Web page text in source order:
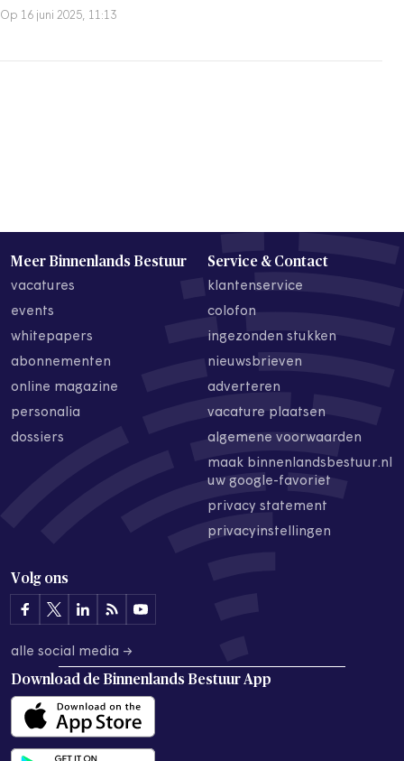
Op 16 juni 2025, 11:13
Meer Binnenlands Bestuur
vacatures
events
whitepapers
abonnementen
online magazine
personalia
dossiers
Service & Contact
klantenservice
colofon
ingezonden stukken
nieuwsbrieven
adverteren
vacature plaatsen
algemene voorwaarden
maak binnenlandsbestuur.nl
uw google-favoriet
privacy statement
privacyinstellingen
Volg ons
alle social media →
Download de Binnenlands Bestuur App